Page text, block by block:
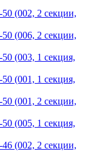
(002, 2 секции,
(006, 2 секции,
(003, 1 секция,
(001, 1 секция,
(001, 2 секции,
(005, 1 секция,
(002, 2 секции,